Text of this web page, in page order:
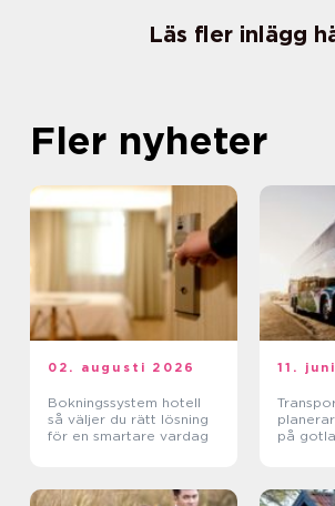
Läs fler inlägg
Fler nyheter
02. augusti 2026
Bokningssystem hotell
så väljer du rätt lösning
för en smartare vardag
11.
på